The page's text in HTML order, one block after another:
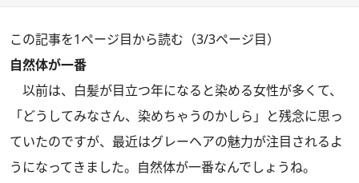
この記事を1ページ目から読む（3/3ページ目）
自然体が一番
以前は、白髪が目立つ年になると染める女性が多くて、
「どうしてみなさん、染めちゃうのかしら」と残念に思っ
ていたのですが、最近はグレーヘアの魅力が注目されるよ
うになってきました。自然体が一番なんでしょうね。